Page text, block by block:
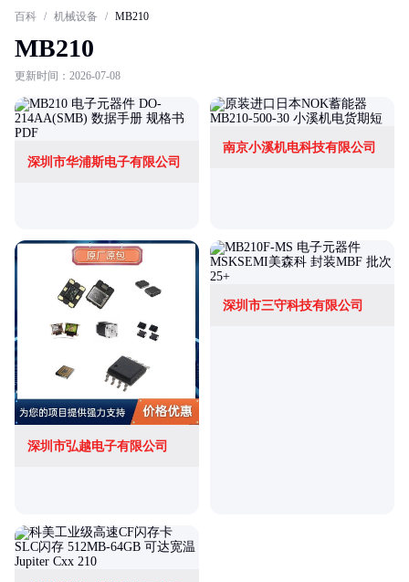
百科 / 机械设备 / MB210
MB210
更新时间：2026-07-08
深圳市华浦斯电子有限公司
南京小溪机电科技有限公司
深圳市弘越电子有限公司
深圳市三守科技有限公司